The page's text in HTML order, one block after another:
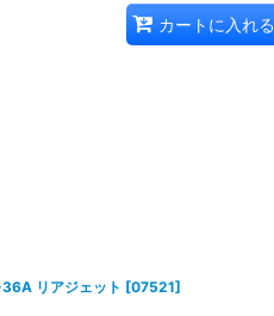
カートに入れる
リアジェット [07521]